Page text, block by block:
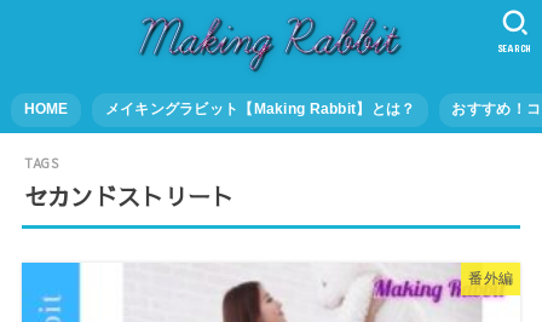
HOME メイキングラビット【Making Rabbit】とは？ おすすめ！
SEARCH
セカンドストリート
番外編